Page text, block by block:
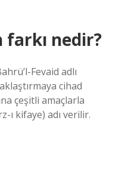
farkı nedir?
Fevaid adlı
cihad
çeşitli amaçlarla
ı kifaye) adı verilir.